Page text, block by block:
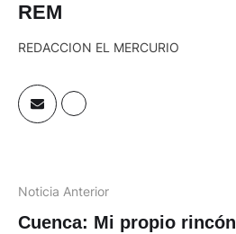
REM
REDACCION EL MERCURIO
Noticia Anterior
Cuenca: Mi propio